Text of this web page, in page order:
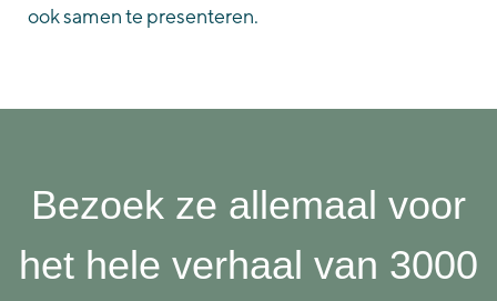
ook samen te presenteren.
Bezoek ze allemaal voor
het hele verhaal van 3000